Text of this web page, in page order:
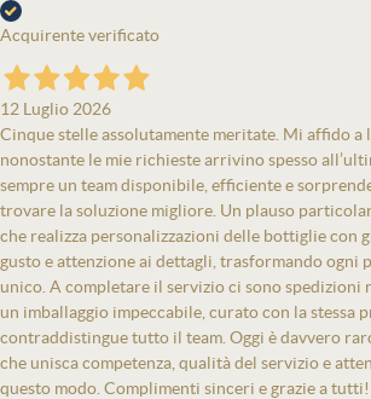
Acquirente verificato
12 Luglio 2026
Cinque stelle assolutamente meritate. Mi affido a
nonostante le mie richieste arrivino spesso
sempre un team disponibile, efficiente e
trovare la soluzione migliore. Un plauso
che realizza personalizzazioni delle bottiglie con
gusto e attenzione ai dettagli, trasformando ogni
unico. A completare il servizio ci sono spedizioni
un imballaggio impeccabile, curato con la stessa
contraddistingue tutto il team. Oggi è davvero
che unisca competenza, qualità del servizio e
questo modo. Complimenti sinceri e grazie a tutti!